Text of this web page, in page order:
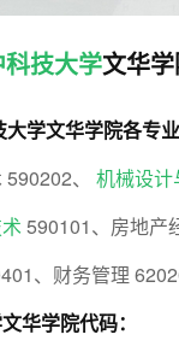
技大学文华
学文华学院各专
、 机械设计
590101、房地产
、财务管理
华学院代码：